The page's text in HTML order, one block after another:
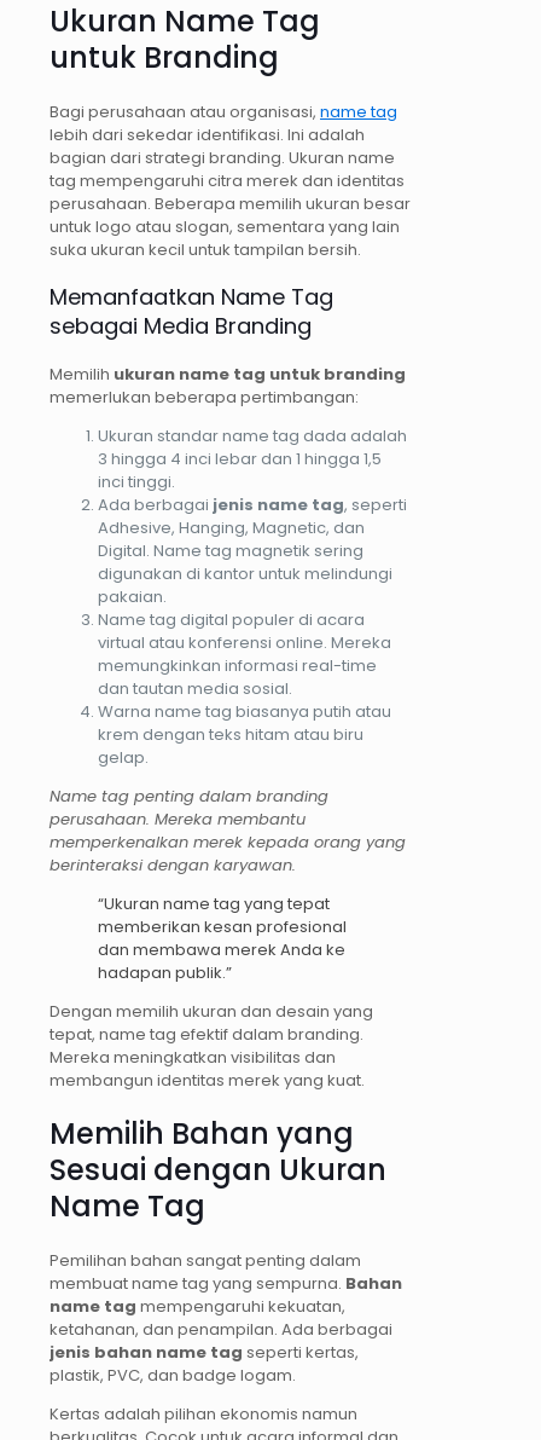
Ukuran Name Tag
untuk Branding
Bagi perusahaan atau organisasi, name tag
lebih dari sekedar identifikasi. Ini adalah
bagian dari strategi branding. Ukuran name
tag mempengaruhi citra merek dan identitas
perusahaan. Beberapa memilih ukuran besar
untuk logo atau slogan, sementara yang lain
suka ukuran kecil untuk tampilan bersih.
Memanfaatkan Name Tag
sebagai Media Branding
Memilih ukuran name tag untuk branding
memerlukan beberapa pertimbangan:
Ukuran standar name tag dada adalah
3 hingga 4 inci lebar dan 1 hingga 1,5
inci tinggi.
Ada berbagai jenis name tag, seperti
Adhesive, Hanging, Magnetic, dan
Digital. Name tag magnetik sering
digunakan di kantor untuk melindungi
pakaian.
Name tag digital populer di acara
virtual atau konferensi online. Mereka
memungkinkan informasi real-time
dan tautan media sosial.
Warna name tag biasanya putih atau
krem dengan teks hitam atau biru
gelap.
Name tag penting dalam branding
perusahaan. Mereka membantu
memperkenalkan merek kepada orang yang
berinteraksi dengan karyawan.
“Ukuran name tag yang tepat
memberikan kesan profesional
dan membawa merek Anda ke
hadapan publik.”
Dengan memilih ukuran dan desain yang
tepat, name tag efektif dalam branding.
Mereka meningkatkan visibilitas dan
membangun identitas merek yang kuat.
Memilih Bahan yang
Sesuai dengan Ukuran
Name Tag
Pemilihan bahan sangat penting dalam
membuat name tag yang sempurna. Bahan
name tag mempengaruhi kekuatan,
ketahanan, dan penampilan. Ada berbagai
jenis bahan name tag seperti kertas,
plastik, PVC, dan badge logam.
Kertas adalah pilihan ekonomis namun